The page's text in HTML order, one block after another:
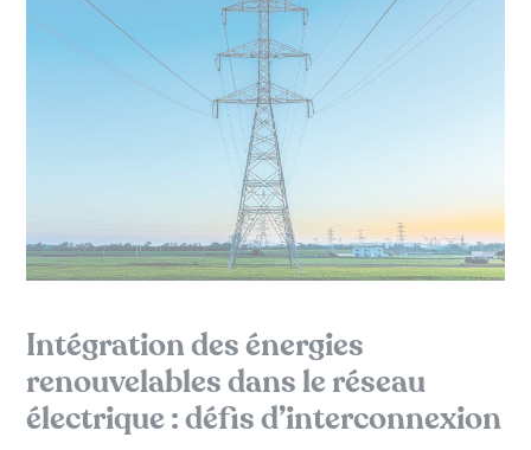
Intégration des énergies
renouvelables dans le réseau
électrique : défis d’interconnexion